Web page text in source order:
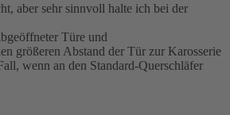
aber sehr sinnvoll halte ich bei der
Türe und
größeren Abstand der Tür zur Karosserie
wenn an den Standard-Querschläfer